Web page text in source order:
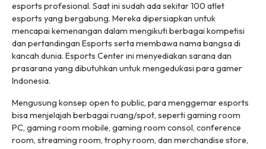
esports profesional. Saat ini sudah ada sekitar 100 atlet
esports yang bergabung. Mereka dipersiapkan untuk
mencapai kemenangan dalam mengikuti berbagai kompetisi
dan pertandingan Esports serta membawa nama bangsa di
kancah dunia. Esports Center ini menyediakan sarana dan
prasarana yang dibutuhkan untuk mengedukasi para gamer
Indonesia.
Mengusung konsep open to public, para menggemar esports
bisa menjelajah berbagai ruang/spot, seperti gaming room
PC, gaming room mobile, gaming room consol, conference
room, streaming room, trophy room, dan merchandise store,